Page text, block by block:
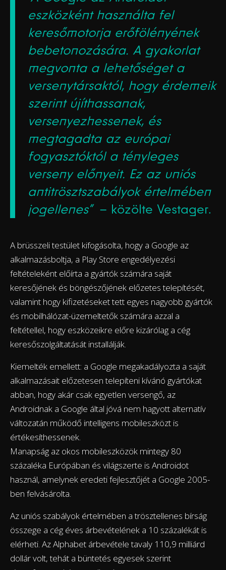
eszközként használta fel
keresőmotorja erőfölényének
bebetonozására. A gyakorlat
megvonta a lehetőséget a
versenytársaktól, hogy érdemeik
szerint újíthassanak,
versenyezhessenek, és
megtagadta az európai
fogyasztóktól a tényleges
verseny előnyeit. Ez az uniós
antitrösztszabályok értelmében
jogellenes”– közölte Vestager.
A brüsszeli testület kifogásolta, hogy a Google az
alkalmazásboltja, a Play Store engedélyezési
feltételeként előírta a gyártók számára saját
keresőjének és böngészőjének előzetes telepítését,
valamint hogy kifizetéseket tett egyes nagyobb gyártók
és mobilhálózat-üzemeltetők számára azzal a
feltétellel, hogy eszközeikre előre kizárólag a cég
keresőszolgáltatását installálják.
Kiemelték emellett: a Google megakadályozta a saját
alkalmazásait előzetesen telepíteni kívánó gyártókat
abban, hogy akár csak egyetlen versengő, az
Androidnak a Google által jóvá nem hagyott alternatív
változatán működő intelligens mobileszközt is
értékesíthessenek.
Manapság az okos mobileszközök mintegy 80
százaléka Európában és világszerte is Androidot
használ, amelynek eredeti fejlesztőjét a Google 2005-
ben felvásárolta.
Az uniós szabályok értelmében a trösztellenes bírság
összege a cég éves árbevételének a 10 százalékát is
elérheti. Az Alphabet árbevétele tavaly 110,9 milliárd
dollár volt, tehát a büntetés egyesek szerint